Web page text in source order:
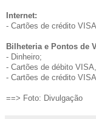
Internet:
- Cartões de crédito
Bilheteria e Pontos de
- Dinheiro;
- Cartões de débito
- Cartões de crédito
==> Foto: Divulgação